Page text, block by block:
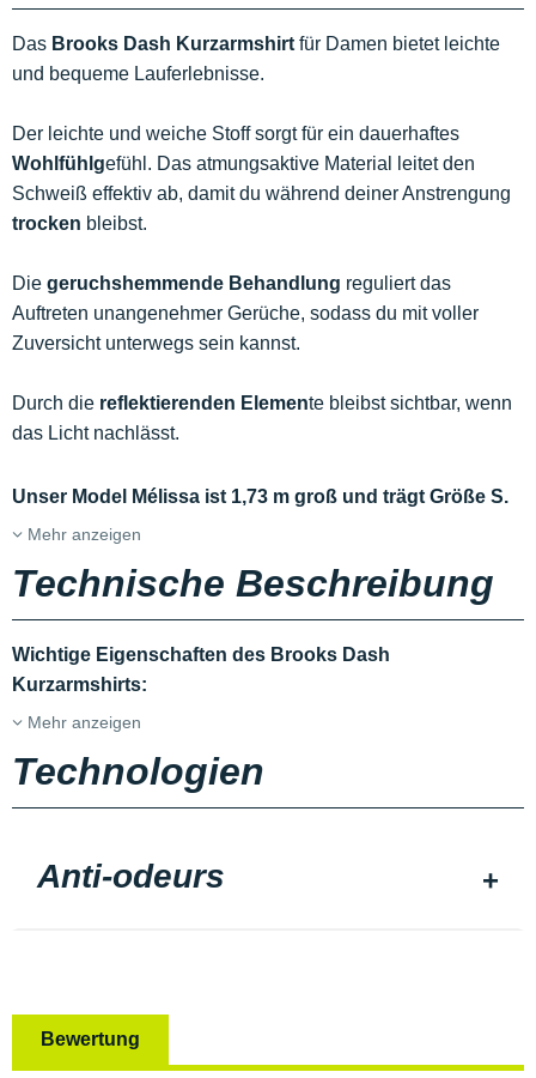
Das Brooks Dash Kurzarmshirt für Damen bietet leichte
und bequeme Lauferlebnisse.
Der leichte und weiche Stoff sorgt für ein dauerhaftes
Wohlfühlgefühl. Das atmungsaktive Material leitet den
Schweiß effektiv ab, damit du während deiner Anstrengung
trocken bleibst.
Die geruchshemmende Behandlung reguliert das
Auftreten unangenehmer Gerüche, sodass du mit voller
Zuversicht unterwegs sein kannst.
Durch die reflektierenden Elemente bleibst sichtbar, wenn
das Licht nachlässt.
Unser Model Mélissa ist 1,73 m groß und trägt Größe S.
Mehr anzeigen
Technische Beschreibung
Wichtige Eigenschaften des Brooks Dash
Kurzarmshirts:
Mehr anzeigen
Technologien
Anti-odeurs
Bewertung